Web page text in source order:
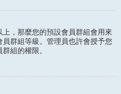
，那麼您的預設會員群組會用來
群組等級。管理員也許會授予您
組的權限。